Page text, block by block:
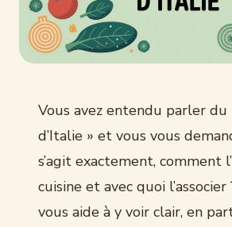
Vous avez entendu parler
d’Italie » et vous vous
s’agit exactement, comment
cuisine et avec quoi
vous aide à y voir clair, en